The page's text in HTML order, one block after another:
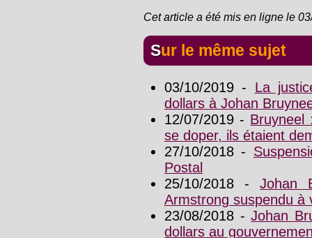
Cet article a été mis en ligne le
Sur le même sujet
03/10/2019 - La
dollars à Johan
12/07/2019 - Bruyneel
se doper, ils étaient
27/10/2018 -
Postal
25/10/2018 -Johan
Armstrong suspendu à
23/08/2018 -Johan
dollars au